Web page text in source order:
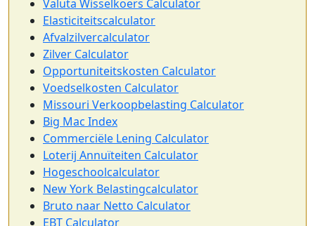
Valuta Wisselkoers Calculator
Elasticiteitscalculator
Afvalzilvercalculator
Zilver Calculator
Opportuniteitskosten Calculator
Voedselkosten Calculator
Missouri Verkoopbelasting Calculator
Big Mac Index
Commerciële Lening Calculator
Loterij Annuïteiten Calculator
Hogeschoolcalculator
New York Belastingcalculator
Bruto naar Netto Calculator
EBT Calculator